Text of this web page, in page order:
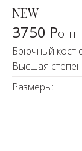
NEW
3750 Ропт
Брючный
Высшая
Размеры: